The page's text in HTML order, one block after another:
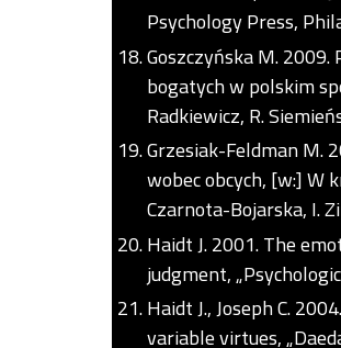
Psychology Press,
Goszczyńska M.
bogatych w polskim
Radkiewicz, R.
Grzesiak-Feldman M.
wobec obcych, [w:] W
Czarnota-Bojarska, I.
Haidt J. 2001. The
judgment,
Haidt J., Joseph C.
variable virtues,